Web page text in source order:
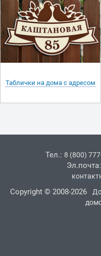
Таблички на дома с адресом
Тел.: 8 (800)
Эл.почта:
Copyright © 2008-2026